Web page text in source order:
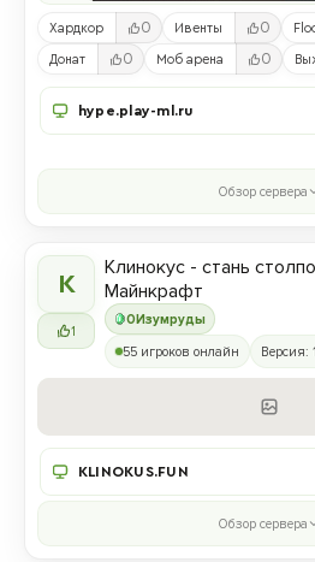
Хардкор 0 Ивенты 0
Донат 0 Моб арена 0
hype.play-ml.ru
Обзор сервера
К
1
0Изумруды
Клинокус - стань
Майнкрафт
55 игроков онлайн Версия:
KLINOKUS.FUN
Обзор сервера